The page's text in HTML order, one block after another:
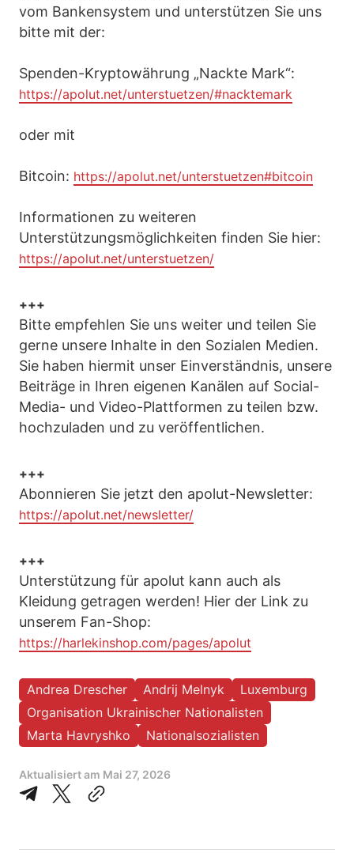
vom Bankensystem und unterstützen Sie uns
bitte mit der:
Spenden-Kryptowährung „Nackte Mark“:
https://apolut.net/unterstuetzen/#nacktemark
oder mit
Bitcoin: https://apolut.net/unterstuetzen#bitcoin
Informationen zu weiteren
Unterstützungsmöglichkeiten finden Sie hier:
https://apolut.net/unterstuetzen/
+++
Bitte empfehlen Sie uns weiter und teilen Sie
gerne unsere Inhalte in den Sozialen Medien.
Sie haben hiermit unser Einverständnis, unsere
Beiträge in Ihren eigenen Kanälen auf Social-
Media- und Video-Plattformen zu teilen bzw.
hochzuladen und zu veröffentlichen.
+++
Abonnieren Sie jetzt den apolut-Newsletter:
https://apolut.net/newsletter/
+++
Unterstützung für apolut kann auch als
Kleidung getragen werden! Hier der Link zu
unserem Fan-Shop:
https://harlekinshop.com/pages/apolut
Andrea Drescher Andrij Melnyk
Luxemburg
Organisation Ukrainischer Nationalisten
Marta Havryshko
Nationalsozialisten
Aktualisiert am Mai 27, 2026